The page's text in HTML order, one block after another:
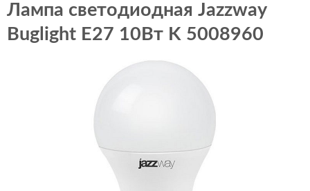
Лампа светодиодная Jazzway
Buglight E27 10Вт K 5008960